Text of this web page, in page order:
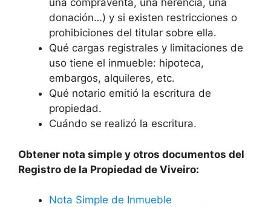
una compraventa, una herencia, una
donación…) y si existen restricciones o
prohibiciones del titular sobre ella.
Qué cargas registrales y limitaciones de
uso tiene el inmueble: hipoteca,
embargos, alquileres, etc.
Qué notario emitió la escritura de
propiedad.
Cuándo se realizó la escritura.
Obtener nota simple y otros documentos del
Registro de la Propiedad de Viveiro:
Nota Simple de Inmueble